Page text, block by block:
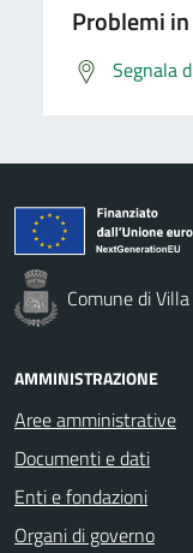
Problemi
Segnala
Comune di
AMMINISTRAZIONE
Aree amministrative
Documenti e dati
Enti e fondazioni
Organi di governo